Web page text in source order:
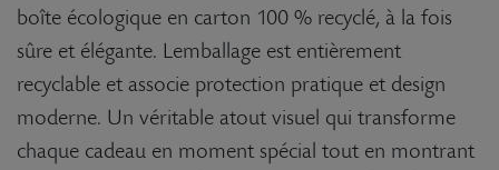
boîte écologique en carton 100 % recyclé, à la fois
sûre et élégante. Lemballage est entièrement
recyclable et associe protection pratique et design
moderne. Un véritable atout visuel qui transforme
chaque cadeau en moment spécial tout en montrant